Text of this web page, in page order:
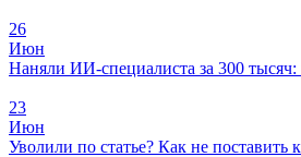
26
Июн
Наняли ИИ-специалиста за 300
23
Июн
Уволили по статье? Как не поставить